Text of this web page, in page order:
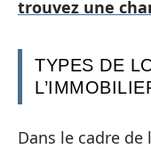
trouvez une
TYPES DE
Dans le cadre